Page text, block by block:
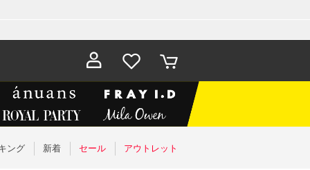
お気に入
り
カート
ング 新着 セール アウトレット